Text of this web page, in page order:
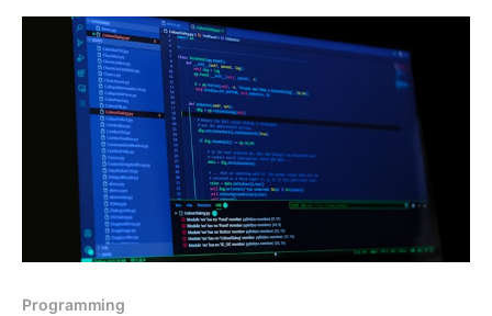
ンテナ内にJDKを用意して、VS Codeで編集するやり方
です。 この方法なら「PC側はほぼ手を入れず」、コン
テナを起動するだけで 同じJDK11環境をいつでも再現で
きます。 この記事では、VS Codeの Dev Containers を
使って、JDK11（Temurin）でJavaをコンパイル・実行
する最小構成を作ります。 ゴール * ローカルにJDKを入
れずにJavaを実行できる * VS Codeで編集し、コンテ
ナ内のJDK11で javac / java が使える * ディレクトリを
丸ごとコピーしても同じ環境で動く 前提 *
Docker（Docker Engine / Docker Desktop のどちらで
Programming